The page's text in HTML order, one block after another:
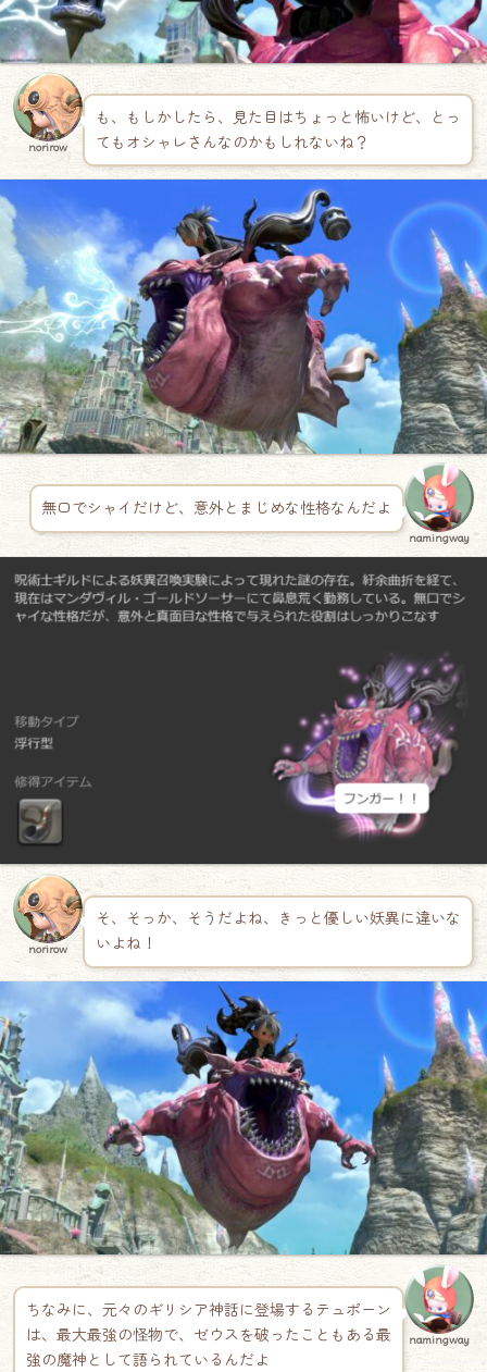
norirow
も、もしかしたら、見た目はちょっと怖いけど、とっ
てもオシャレさんなのかもしれないね？
無口でシャイだけど、意外とまじめな性格なんだよ
namingway
norirow
そ、そっか、そうだよね、きっと優しい妖異に違いな
いよね！
ちなみに、元々のギリシア神話に登場するテュポーン
は、最大最強の怪物で、ゼウスを破ったこともある最
強の魔神として語られているんだよ
namingway